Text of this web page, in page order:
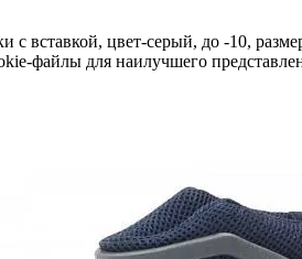
с вставкой, цвет-серый, до -10,
файлы для наилучшего